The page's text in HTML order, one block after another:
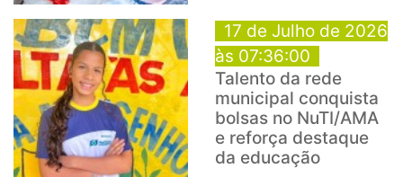
17 de Julho de 2026
às 07:36:00
Talento da rede
municipal conquista
bolsas no NuTI/AMA
e reforça destaque
da educação